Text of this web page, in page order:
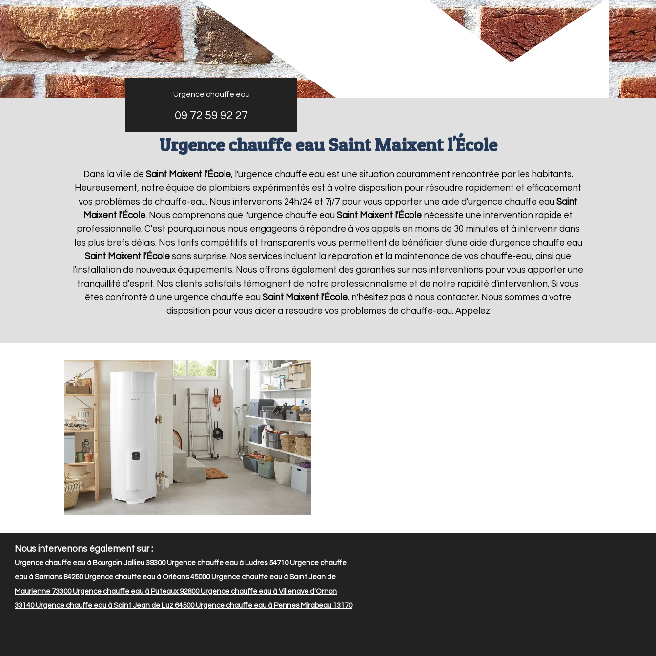
Urgence chauffe eau
09 72 59 92 27
Urgence chauffe eau Saint Maixent l'École
Dans la ville de Saint Maixent l'École, l'urgence chauffe eau est une situation couramment rencontrée par les habitants.
Heureusement, notre équipe de plombiers expérimentés est à votre disposition pour résoudre rapidement et efficacement
vos problèmes de chauffe-eau. Nous intervenons 24h/24 et 7j/7 pour vous apporter une aide d'urgence chauffe eau Saint
Maixent l'École. Nous comprenons que l'urgence chauffe eau Saint Maixent l'École nécessite une intervention rapide et
professionnelle. C'est pourquoi nous nous engageons à répondre à vos appels en moins de 30 minutes et à intervenir dans
les plus brefs délais. Nos tarifs compétitifs et transparents vous permettent de bénéficier d'une aide d'urgence chauffe eau
Saint Maixent l'École sans surprise. Nos services incluent la réparation et la maintenance de vos chauffe-eau, ainsi que
l'installation de nouveaux équipements. Nous offrons également des garanties sur nos interventions pour vous apporter une
tranquillité d'esprit. Nos clients satisfaits témoignent de notre professionnalisme et de notre rapidité d'intervention. Si vous
êtes confronté à une urgence chauffe eau Saint Maixent l'École, n'hésitez pas à nous contacter. Nous sommes à votre
disposition pour vous aider à résoudre vos problèmes de chauffe-eau. Appelez
Nous intervenons également sur :
Urgence chauffe eau à Bourgoin Jallieu 38300Urgence chauffe eau à Ludres 54710Urgence chauffe
eau à Sarrians 84260Urgence chauffe eau à Orléans 45000Urgence chauffe eau à Saint Jean de
Maurienne 73300Urgence chauffe eau à Puteaux 92800Urgence chauffe eau à Villenave d'Ornon
33140Urgence chauffe eau à Saint Jean de Luz 64500Urgence chauffe eau à Pennes Mirabeau 13170